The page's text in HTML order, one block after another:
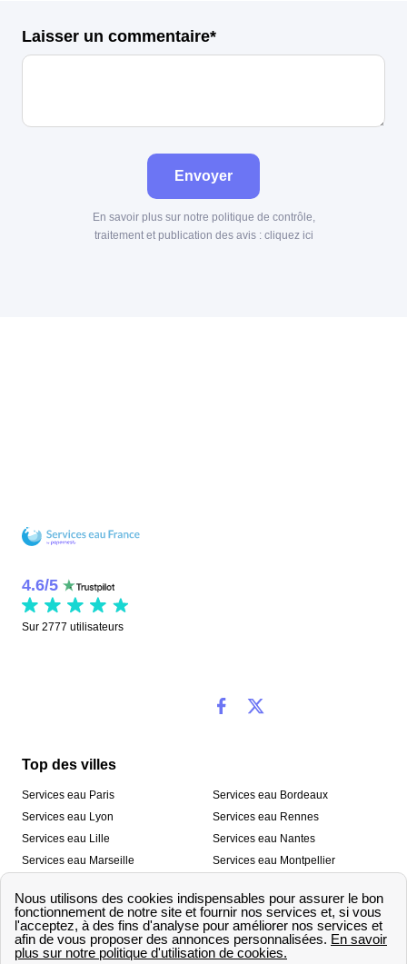
Laisser un commentaire*
Envoyer
En savoir plus sur notre politique de contrôle,
traitement et publication des avis : cliquez ici
4.6/5
Sur 2777 utilisateurs
Top des villes
Services eau Paris
Services eau Lyon
Services eau Lille
Services eau Marseille
Services eau Toulon
Services eau Bordeaux
Services eau Rennes
Services eau Nantes
Services eau Montpellier
Services eau Strasbourg
Nos outils